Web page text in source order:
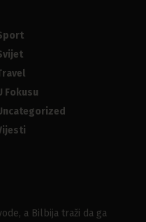
Fokusu
a Bilbija traži da ga